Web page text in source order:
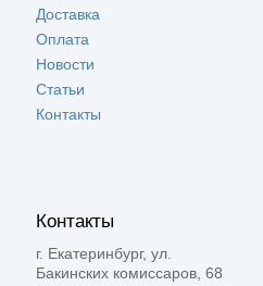
Доставка
Оплата
Новости
Статьи
Контакты
Контакты
г. Екатеринбург, ул.
Бакинских комиссаров, 68